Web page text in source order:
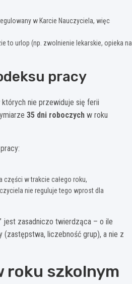
w Karcie Nauczyciela, więc
to urlop (np. zwolnienie lekarskie, opieka na
pracy
nie przewiduje się ferii
35 dni roboczych w roku
w trakcie całego roku,
nie reguluje tego wprost dla
jest zasadniczo twierdząca – o ile
liczebność grup), a nie z
roku szkolnym